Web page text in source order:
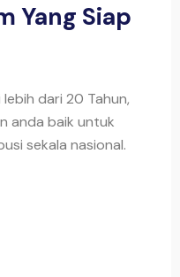
Yang Siap
dari 20 Tahun,
anda baik untuk
sekala nasional.